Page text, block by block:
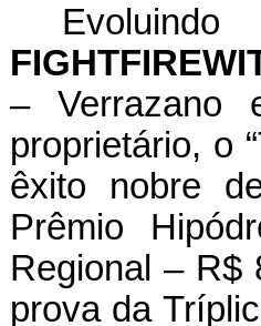
– Verrazano
proprietário, o
êxito nobre
Prêmio
Regional – R$
prova da